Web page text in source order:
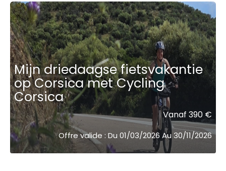
Mijn driedaagse fietsvakantie
op Corsica met Cycling
Corsica
Vanaf 390 €
Offre valide : Du 01/03/2026 Au 30/11/2026